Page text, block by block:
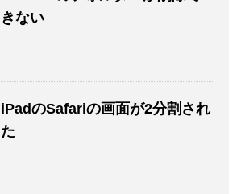
きない
iPadのSafariの画面が2分割され
た